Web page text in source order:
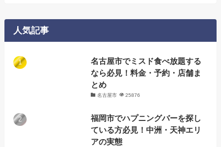
リ
ー
人気記事
名古屋市でミスド食べ放題する
なら必見！料金・予約・店舗ま
とめ
名古屋市 25876
福岡市でハプニングバーを探し
ている方必見！中洲・天神エリ
アの実態